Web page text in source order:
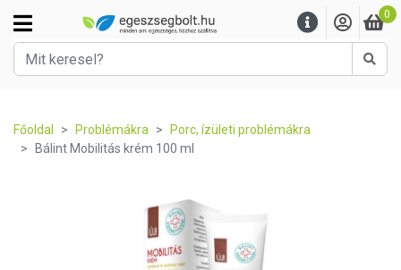
0
Főoldal Problémákra
Porc, ízületi problémákra
Bálint Mobilitás krém 100 ml